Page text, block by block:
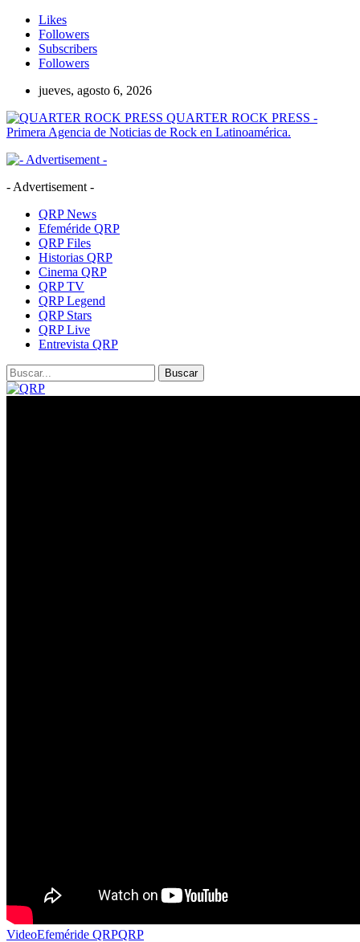
Likes
Followers
Subscribers
Followers
jueves, agosto 6, 2026
QUARTER ROCK PRESS -
Primera Agencia de Noticias de Rock en Latinoamérica.
- Advertisement -
QRP News
Efeméride QRP
QRP Files
Historias QRP
Cinema QRP
QRP TV
QRP Legend
QRP Stars
QRP Live
Entrevista QRP
VideoEfeméride QRPQRP